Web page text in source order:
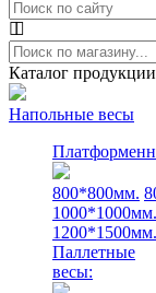
Каталог продукции
Напольные весы
800*800мм.
1000*1000мм.
1200*1500мм.
Паллетные
весы: